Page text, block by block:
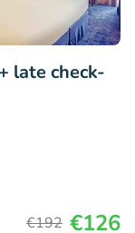
late check-
€192 €126